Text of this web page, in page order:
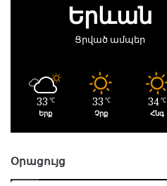
Երևան
Ցրված ամպեր
33 ℃
Երք
33 ℃
Չրք
34 ℃
Հնգ
Օրացույց